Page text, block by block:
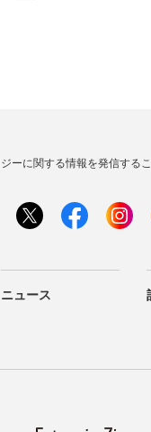
ーに関する情報を発信する
ニュース